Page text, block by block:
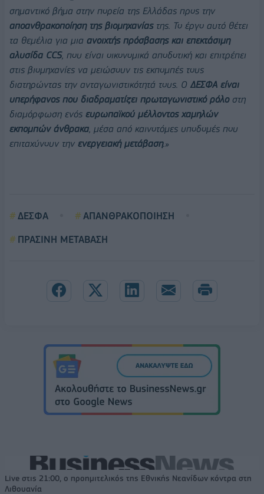
σημαντικό βήμα στην πορεία της Ελλάδας προς την
αποανθρακοποίηση της βιομηχανίαςτης. Το έργο αυτό θέτει
τα θεμέλια για μια ανοιχτής πρόσβασης και επεκτάσιμη
αλυσίδα CCS, που είναι οικονομικά αποδοτική και επιτρέπει
στις βιομηχανίες να μειώσουν τις εκπομπές τους
διατηρώντας την ανταγωνιστικότητά τους. Ο ΔΕΣΦΑ είναι
υπερήφανος που διαδραματίζει πρωταγωνιστικό ρόλο στη
διαμόρφωση ενός ευρωπαϊκού μέλλοντος χαμηλών
εκπομπών άνθρακα , μέσα από καινοτόμες υποδομές που
επιταχύνουν την ενεργειακή μετάβαση.»
ΔΕΣΦΑ
ΑΠΑΝΘΡΑΚΟΠΟΙΗΣΗ
ΠΡΑΣΙΝΗ ΜΕΤΑΒΑΣΗ
Live στις 21:00, ο προημιτελικός της Εθνικής Νεανίδων κόντρα στη
Λιθουανία